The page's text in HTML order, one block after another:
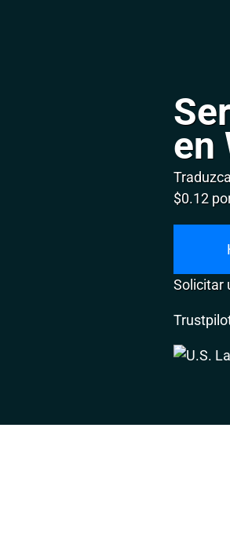
en
$0.12
Solicitar